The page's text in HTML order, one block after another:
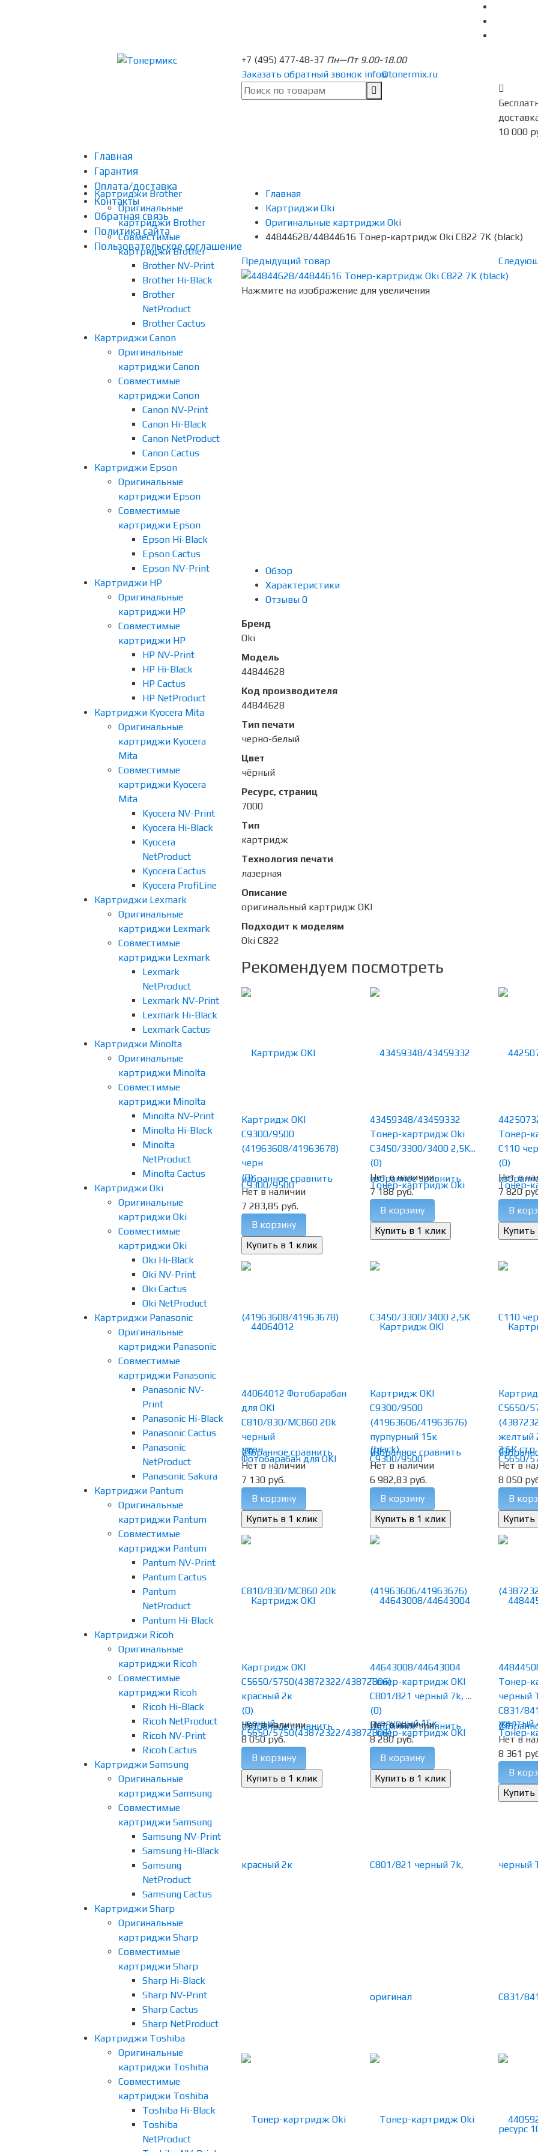
+7 (495) 477-48-37 Пн—Пт 9.00-18.00
Заказать обратный звонок info@tonermix.ru
10 000
Главная
Гарантия
Оплата/доставка
Контакты
Обратная связь
Политика сайта
Пользовательское соглашение
Картриджи Brother
Оригинальные
картриджи Brother
Совместимые
картриджи Brother
Brother NV-Print
Brother Hi-Black
Brother
NetProduct
Brother Cactus
Картриджи Canon
Оригинальные
картриджи Canon
Совместимые
картриджи Canon
Canon NV-Print
Canon Hi-Black
Canon NetProduct
Canon Cactus
Картриджи Epson
Оригинальные
картриджи Epson
Совместимые
картриджи Epson
Epson Hi-Black
Epson Cactus
Epson NV-Print
Картриджи HP
Оригинальные
картриджи HP
Совместимые
картриджи HP
HP NV-Print
HP Hi-Black
HP Cactus
HP NetProduct
Картриджи Kyocera Mita
Оригинальные
картриджи Kyocera
Mita
Совместимые
картриджи Kyocera
Mita
Kyocera NV-Print
Kyocera Hi-Black
Kyocera
NetProduct
Kyocera Cactus
Kyocera ProfiLine
Картриджи Lexmark
Оригинальные
картриджи Lexmark
Совместимые
картриджи Lexmark
Lexmark
NetProduct
Lexmark NV-Print
Lexmark Hi-Black
Lexmark Cactus
Картриджи Minolta
Оригинальные
картриджи Minolta
Совместимые
картриджи Minolta
Minolta NV-Print
Minolta Hi-Black
Minolta
NetProduct
Minolta Cactus
Картриджи Oki
Оригинальные
картриджи Oki
Совместимые
картриджи Oki
Oki Hi-Black
Oki NV-Print
Oki Cactus
Oki NetProduct
Картриджи Panasonic
Оригинальные
картриджи Panasonic
Совместимые
картриджи Panasonic
Panasonic NV-
Print
Panasonic Hi-Black
Panasonic Cactus
Panasonic
NetProduct
Panasonic Sakura
Картриджи Pantum
Оригинальные
картриджи Pantum
Совместимые
картриджи Pantum
Pantum NV-Print
Pantum Cactus
Pantum
NetProduct
Pantum Hi-Black
Картриджи Ricoh
Оригинальные
картриджи Ricoh
Совместимые
картриджи Ricoh
Ricoh Hi-Black
Ricoh NetProduct
Ricoh NV-Print
Ricoh Cactus
Картриджи Samsung
Оригинальные
картриджи Samsung
Совместимые
картриджи Samsung
Samsung NV-Print
Samsung Hi-Black
Samsung
NetProduct
Samsung Cactus
Картриджи Sharp
Оригинальные
картриджи Sharp
Совместимые
картриджи Sharp
Sharp Hi-Black
Sharp NV-Print
Sharp Cactus
Sharp NetProduct
Картриджи Toshiba
Оригинальные
картриджи Toshiba
Совместимые
картриджи Toshiba
Toshiba Hi-Black
Toshiba
NetProduct
Главная
Картриджи Oki
Оригинальные картриджи Oki
44844628/44844616 Тонер-картридж Oki С822 7K (black)
Предыдущий товар
Нажмите на изображение для увеличения
Обзор
Характеристики
Отзывы 0
Бренд
Oki
Модель
44844628
Код производителя
44844628
Тип печати
черно-белый
Цвет
чёрный
Ресурс, страниц
7000
Тип
картридж
Технология печати
лазерная
Описание
оригинальный картридж OKI
Подходит к моделям
Oki С822
Рекомендуем посмотреть
избранное сравнить
Картридж OKI
C9300/9500
(41963608/41963678)
черн
(0)
Нет в наличии
7 283,85 руб.
В корзину
избранное сравнить
43459348/43459332
Тонер-картридж Oki
C3450/3300/3400 2,5K...
(0)
Нет в наличии
7 188 руб.
В корзину
Тонер-
C110
(0)
Нет в
7 820
В
избранное сравнить
44064012 Фотобарабан
для OKI
C810/830/MC860 20k
черный
(0)
Нет в наличии
7 130 руб.
В корзину
избранное сравнить
Картридж OKI
C9300/9500
(41963606/41963676)
пурпурный 15к
(0)
Нет в наличии
6 982,83 руб.
В корзину
C5650/
желтый
(0)
Нет в
8 050
В
избранное сравнить
Картридж OKI
C5650/5750(43872322/43872306)
красный 2к
(0)
Нет в наличии
8 050 руб.
В корзину
избранное сравнить
44643008/44643004
Тонер-картридж OKI
C801/821 черный 7k, ...
(0)
Нет в наличии
8 280 руб.
В корзину
Тонер-
черный
C831/
(0)
Нет в
8 361
В